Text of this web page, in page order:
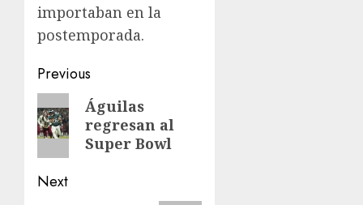
importaban en la
postemporada.
Post
navigation
Previous
Previous
post:
Águilas
regresan al
Super Bowl
Next